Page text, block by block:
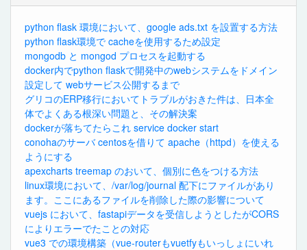
python flask 環境において、google ads.txt を設置する方法
python flask環境で cacheを使用するため設定
mongodb と mongod プロセスを起動する
docker内でpython flaskで開発中のwebシステムをドメイン
設定して webサービス公開するまで
グリコのERP移行においてトラブルがおきた件は、日本全
体でよくある根深い問題と、その解決案
dockerが落ちてたらこれ service docker start
conohaのサーバ centosを借りて apache（httpd）を使える
ようにする
apexcharts treemap のおいて、個別に色をつける方法
linux環境において、/var/log/journal 配下にファイルがあり
ます。ここにあるファイルを削除した際の影響について
vuejs において、fastapiデータを受信しようとしたがCORS
によりエラーでたことの対応
vue3 での環境構築（vue-routerもvuetfyもいっしょにいれ